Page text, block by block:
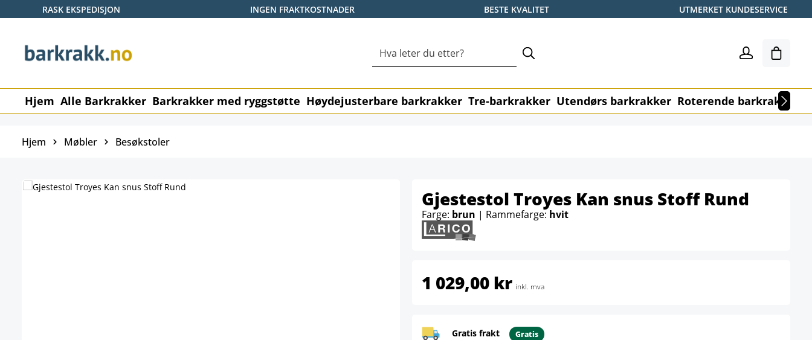
til hovedinnhold
Hopp til søk
Gå til hovednavigasjon
RASK EKSPEDISJON INGEN FRAKTKOSTNADER BESTE KVALITET UTMERKET KUNDESERVICE
Hjem Alle Barkrakker Barkrakker med ryggstøtte Høydejusterbare barkrakker Tre-barkrakker Utendørs barkrakker Roterende barkrakker
Hjem Møbler Besøkstoler
Gjestestol Troyes Kan snus Stoff Rund
Farge: brun | Rammefarge: hvit
1 029,00 kr inkl. mva
Gratis frakt Gratis